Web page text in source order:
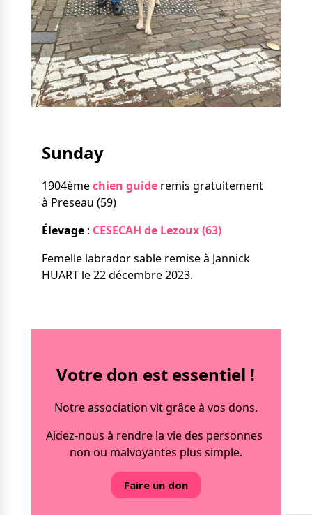
Nos solutions
Le chien guide d’aveugle
La canne blanche
électronique
Le Bemob
Formation
Tout savoir
Irremplaçables, la
série
Sunday
1904èmechien guideremis gratuitement
à Preseau (59)
Élevage: CESECAH de Lezoux (63)
Femelle labrador sable remise à Jannick
HUART le 22 décembre 2023.
Votre don est essentiel !
Notre association vit grâce à vos dons.
Aidez-nous à rendre la vie des personnes
non ou malvoyantes plus simple.
Faire un don